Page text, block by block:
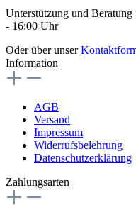
Unterstützung und Beratung
- 16:00 Uhr
Oder über unser
Information
AGB
Versand
Impressum
Widerrufsbelehrung
Datenschutzerklärung
Zahlungsarten